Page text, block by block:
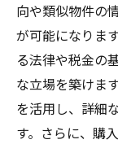
向や類似物件の
が可能になりま
る法律や税金の
な立場を築けま
を活用し、詳細
す。さらに、購